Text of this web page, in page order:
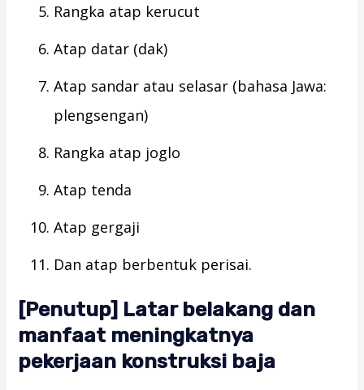
Rangka atap kerucut
Atap datar (dak)
Atap sandar atau selasar (bahasa Jawa:
plengsengan)
Rangka atap joglo
Atap tenda
Atap gergaji
Dan atap berbentuk perisai.
[Penutup] Latar belakang dan
manfaat meningkatnya
pekerjaan konstruksi baja